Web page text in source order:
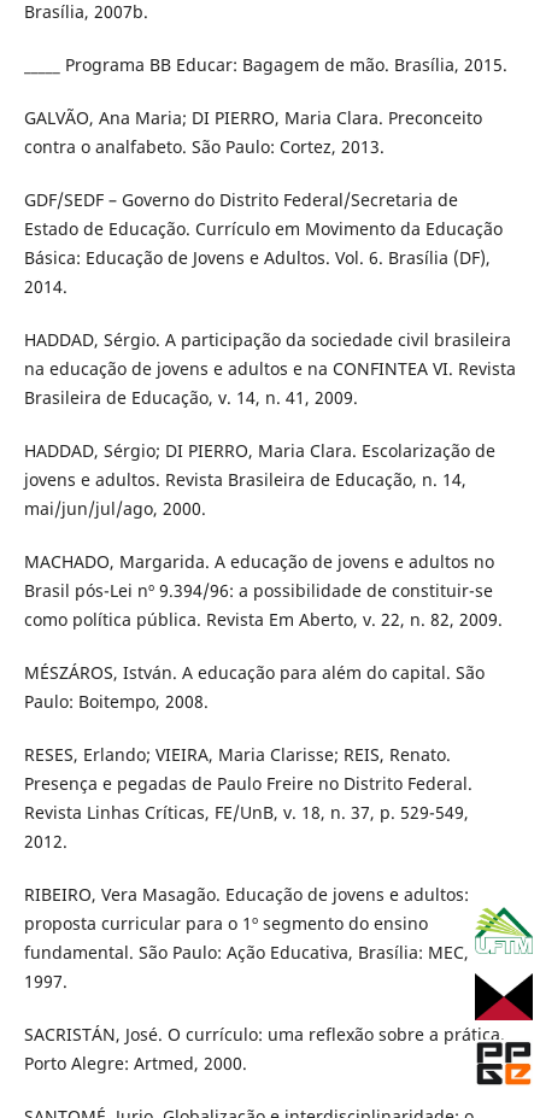
Brasília, 2007b.
_____ Programa BB Educar: Bagagem de mão. Brasília, 2015.
GALVÃO, Ana Maria; DI PIERRO, Maria Clara. Preconceito
contra o analfabeto. São Paulo: Cortez, 2013.
GDF/SEDF – Governo do Distrito Federal/Secretaria de
Estado de Educação. Currículo em Movimento da Educação
Básica: Educação de Jovens e Adultos. Vol. 6. Brasília (DF),
2014.
HADDAD, Sérgio. A participação da sociedade civil brasileira
na educação de jovens e adultos e na CONFINTEA VI. Revista
Brasileira de Educação, v. 14, n. 41, 2009.
HADDAD, Sérgio; DI PIERRO, Maria Clara. Escolarização de
jovens e adultos. Revista Brasileira de Educação, n. 14,
mai/jun/jul/ago, 2000.
MACHADO, Margarida. A educação de jovens e adultos no
Brasil pós-Lei nº 9.394/96: a possibilidade de constituir-se
como política pública. Revista Em Aberto, v. 22, n. 82, 2009.
MÉSZÁROS, István. A educação para além do capital. São
Paulo: Boitempo, 2008.
RESES, Erlando; VIEIRA, Maria Clarisse; REIS, Renato.
Presença e pegadas de Paulo Freire no Distrito Federal.
Revista Linhas Críticas, FE/UnB, v. 18, n. 37, p. 529-549,
2012.
RIBEIRO, Vera Masagão. Educação de jovens e adultos:
proposta curricular para o 1º segmento do ensino
fundamental. São Paulo: Ação Educativa, Brasília: MEC,
1997.
SACRISTÁN, José. O currículo: uma reflexão sobre a prática.
Porto Alegre: Artmed, 2000.